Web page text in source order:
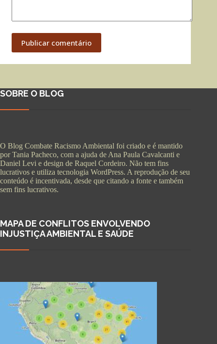
Publicar comentário
SOBRE O BLOG
O Blog Combate Racismo Ambiental foi criado e é mantido
por Tania Pacheco, com a ajuda de Ana Paula Cavalcanti e
Daniel Levi e design de Raquel Cordeiro. Não tem fins
lucrativos e utiliza tecnologia WordPress. A reprodução de seu
conteúdo é incentivada, desde que citando a fonte e também
sem fins lucrativos.
MAPA DE CONFLITOS ENVOLVENDO
INJUSTIÇA AMBIENTAL E SAÚDE